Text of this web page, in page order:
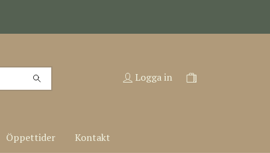
Logga in
Öppettider Kontakt